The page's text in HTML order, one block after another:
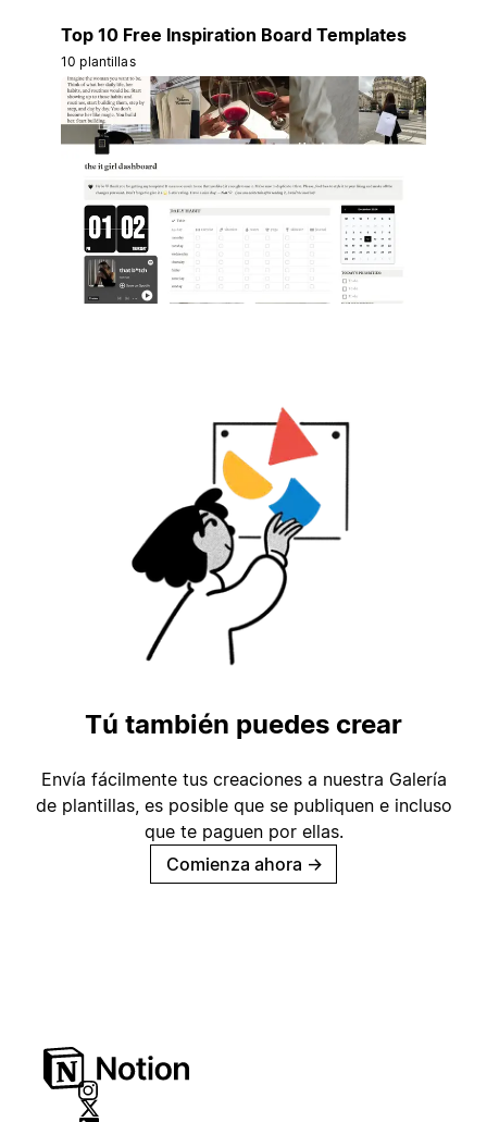
Top 10 Free Inspiration Board Templates
10 plantillas
Tú también puedes crear
Envía fácilmente tus creaciones a nuestra Galería
de plantillas, es posible que se publiquen e incluso
que te paguen por ellas.
Comienza ahora →